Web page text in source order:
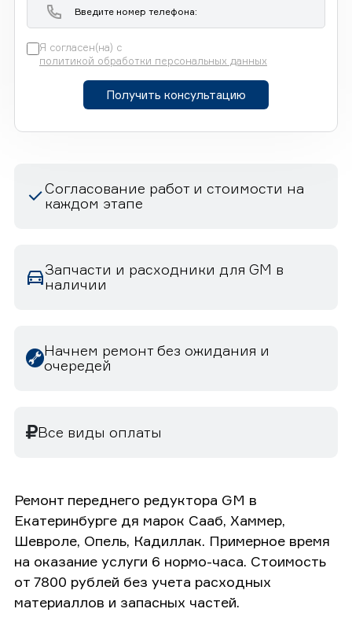
Я согласен(на) с
политикой обработки персональных данных
Получить консультацию
Согласование работ и стоимости на
каждом этапе
Запчасти и расходники для GM в
наличии
Начнем ремонт без ожидания и
очередей
Все виды оплаты
Ремонт переднего редуктора GM в
Екатеринбурге дя марок Сааб, Хаммер,
Шевроле, Опель, Кадиллак. Примерное время
на оказание услуги 6 нормо-часа. Стоимость
от 7800 рублей без учета расходных
материаллов и запасных частей.